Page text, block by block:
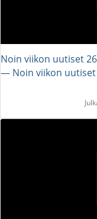
Noin viikon uutiset
― Noin viikon uutiset